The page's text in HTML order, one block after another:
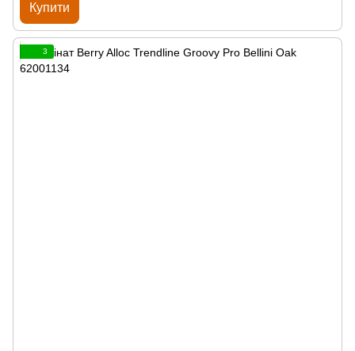
Купити
3